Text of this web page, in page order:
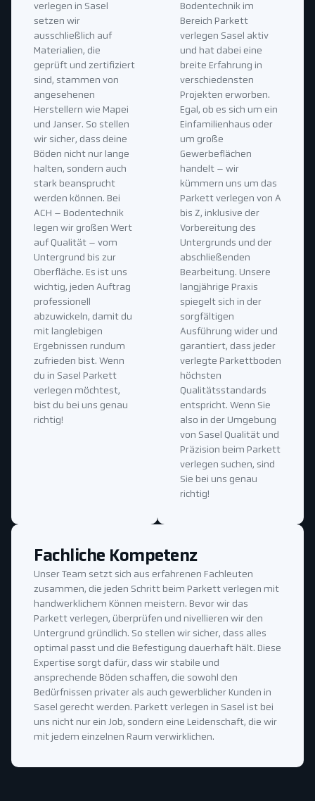
Bodentechnik im
Bereich Parkett
verlegen Sasel aktiv
und hat dabei eine
breite Erfahrung in
verschiedensten
Projekten erworben.
Egal, ob es sich um ein
Einfamilienhaus oder
um große
Gewerbeflächen
handelt – wir
kümmern uns um das
Parkett verlegen von A
bis Z, inklusive der
Vorbereitung des
Untergrunds und der
abschließenden
Bearbeitung. Unsere
langjährige Praxis
spiegelt sich in der
sorgfältigen
Ausführung wider und
garantiert, dass jeder
verlegte Parkettboden
höchsten
Qualitätsstandards
entspricht. Wenn Sie
also in der Umgebung
von Sasel Qualität und
Präzision beim Parkett
verlegen suchen, sind
Sie bei uns genau
richtig!
verlegen in Sasel
setzen wir
ausschließlich auf
Materialien, die
geprüft und zertifiziert
sind, stammen von
angesehenen
Herstellern wie Mapei
und Janser. So stellen
wir sicher, dass deine
Böden nicht nur lange
halten, sondern auch
stark beansprucht
werden können. Bei
ACH – Bodentechnik
legen wir großen Wert
auf Qualität – vom
Untergrund bis zur
Oberfläche. Es ist uns
wichtig, jeden Auftrag
professionell
abzuwickeln, damit du
mit langlebigen
Ergebnissen rundum
zufrieden bist. Wenn
du in Sasel Parkett
verlegen möchtest,
bist du bei uns genau
richtig!
Fachliche Kompetenz
Unser Team setzt sich aus erfahrenen Fachleuten
zusammen, die jeden Schritt beim Parkett verlegen mit
handwerklichem Können meistern. Bevor wir das
Parkett verlegen, überprüfen und nivellieren wir den
Untergrund gründlich. So stellen wir sicher, dass alles
optimal passt und die Befestigung dauerhaft hält. Diese
Expertise sorgt dafür, dass wir stabile und
ansprechende Böden schaffen, die sowohl den
Bedürfnissen privater als auch gewerblicher Kunden in
Sasel gerecht werden. Parkett verlegen in Sasel ist bei
uns nicht nur ein Job, sondern eine Leidenschaft, die wir
mit jedem einzelnen Raum verwirklichen.